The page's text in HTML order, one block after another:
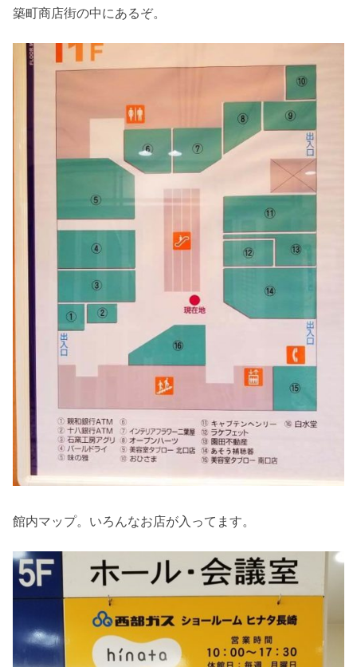
築町商店街の中にあるぞ。
館内マップ。いろんなお店が入ってます。